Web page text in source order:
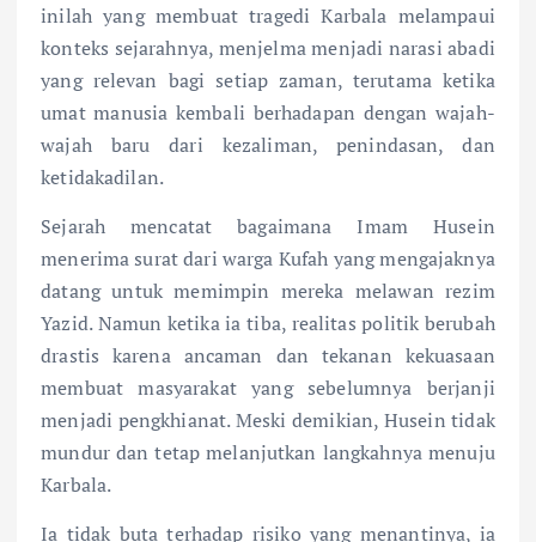
inilah yang membuat tragedi Karbala melampaui
konteks sejarahnya, menjelma menjadi narasi abadi
yang relevan bagi setiap zaman, terutama ketika
umat manusia kembali berhadapan dengan wajah-
wajah baru dari kezaliman, penindasan, dan
ketidakadilan.
Sejarah mencatat bagaimana Imam Husein
menerima surat dari warga Kufah yang mengajaknya
datang untuk memimpin mereka melawan rezim
Yazid. Namun ketika ia tiba, realitas politik berubah
drastis karena ancaman dan tekanan kekuasaan
membuat masyarakat yang sebelumnya berjanji
menjadi pengkhianat. Meski demikian, Husein tidak
mundur dan tetap melanjutkan langkahnya menuju
Karbala.
Ia tidak buta terhadap risiko yang menantinya, ia